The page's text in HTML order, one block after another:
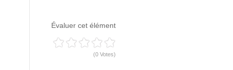
Évaluer cet élément
(0 Votes)